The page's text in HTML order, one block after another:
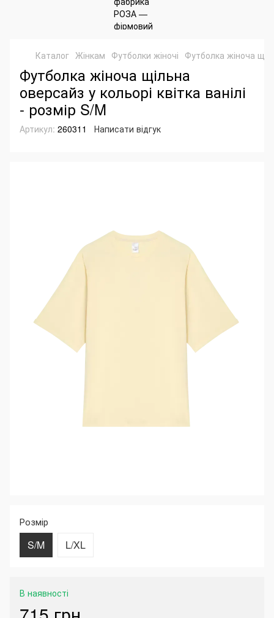
Каталог Жінкам Футболки жіночі Футболка жіноча
Футболка жіноча щільна
оверсайз у кольорі квітка ванілі
- розмір S/M
Артикул: 260311 Написати відгук
Розмір
S/M L/XL
В наявності